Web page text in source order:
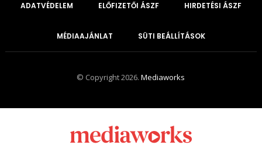
ADATVÉDELEM ELŐFIZETŐI ÁSZF HIRDETÉSI ÁSZF
MÉDIAAJÁNLAT SÜTI BEÁLLÍTÁSOK
© Copyright 2026.Mediaworks